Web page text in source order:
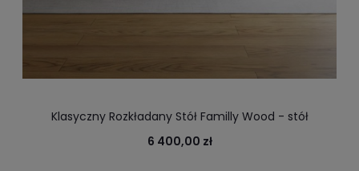
Klasyczny Rozkładany Stół Familly Wood - stół
drewniany rozkladany
6 400,00 zł